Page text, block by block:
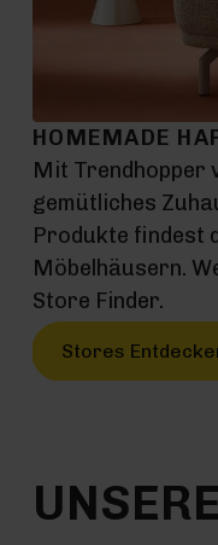
HOMEMADE
Mit Trendhopper
gemütliches
Produkte findest
Möbelhäusern.
Store Finder.
Stores